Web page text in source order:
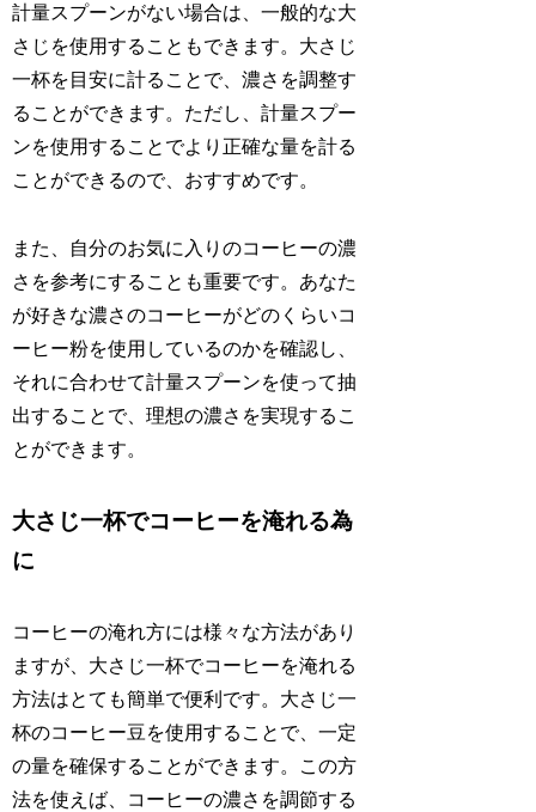
計量スプーンがない場合は、一般的な大
さじを使用することもできます。大さじ
一杯を目安に計ることで、濃さを調整す
ることができます。ただし、計量スプー
ンを使用することでより正確な量を計る
ことができるので、おすすめです。
また、自分のお気に入りのコーヒーの濃
さを参考にすることも重要です。あなた
が好きな濃さのコーヒーがどのくらいコ
ーヒー粉を使用しているのかを確認し、
それに合わせて計量スプーンを使って抽
出することで、理想の濃さを実現するこ
とができます。
大さじ一杯でコーヒーを淹れる為
に
コーヒーの淹れ方には様々な方法があり
ますが、大さじ一杯でコーヒーを淹れる
方法はとても簡単で便利です。大さじ一
杯のコーヒー豆を使用することで、一定
の量を確保することができます。この方
法を使えば、コーヒーの濃さを調節する